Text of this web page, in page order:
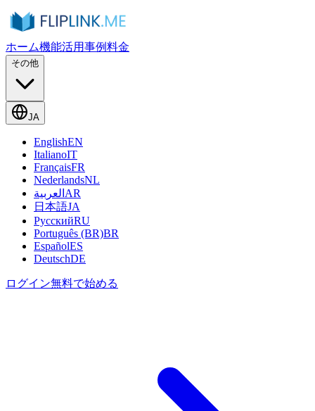
ホーム機能活用事例料金
その他
JA
EnglishEN
ItalianoIT
FrançaisFR
NederlandsNL
العربية AR
日本語JA
РусскийRU
Português (BR)BR
EspañolES
DeutschDE
ログイン無料で始める